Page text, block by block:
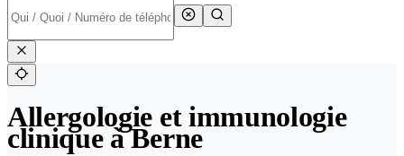
Allergologie et immunologie
clinique à Berne